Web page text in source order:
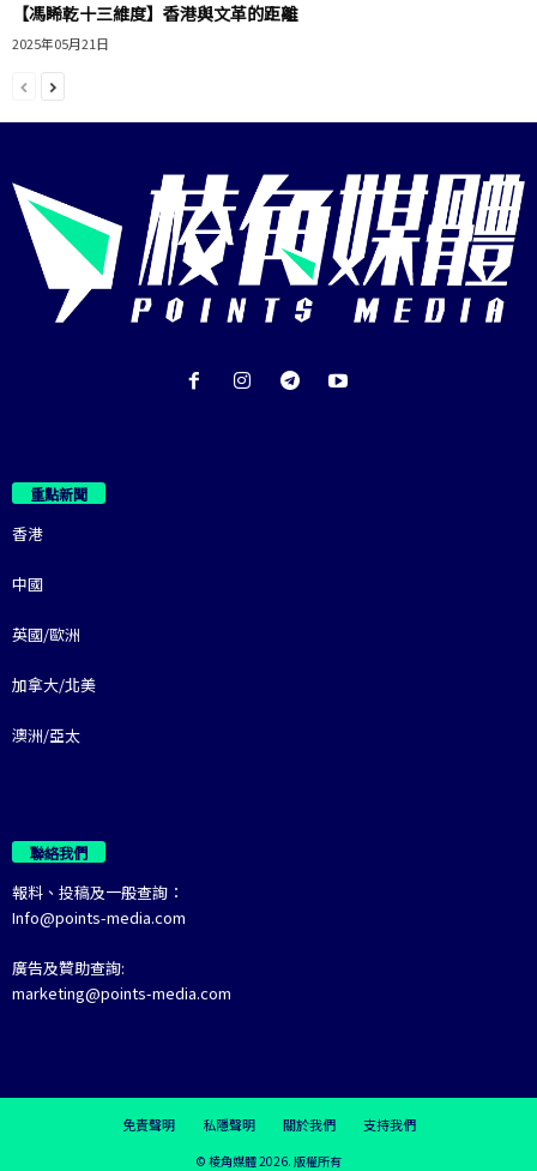
【馮睎乾十三維度】香港與文革的距離
2025年05月21日
重點新聞
香港
中國
英國/歐洲
加拿大/北美
澳洲/亞太
聯絡我們
報料、投稿及一般查詢：
Info@points-media.com
廣告及贊助查詢:
marketing@points-media.com
免責聲明 私隱聲明 關於我們 支持我們
© 棱角媒體 2026. 版權所有